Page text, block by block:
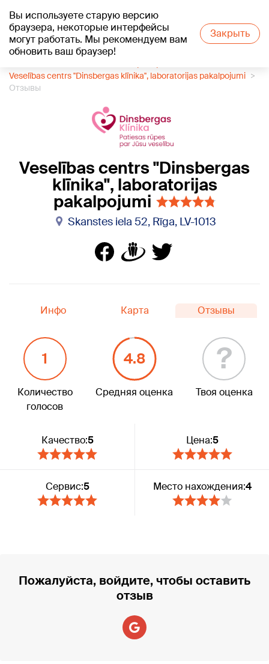
Вы используете старую версию
браузера, некоторые интерфейсы
могут работать. Мы рекомендуем вам
обновить ваш браузер!
Закрыть
+15°C
Veselības centrs ''Dinsbergas klīnika'', laboratorijas pakalpojumi
Отзывы
Veselības centrs ''Dinsbergas
klīnika'', laboratorijas
pakalpojumi
Skanstes iela 52, Rīga, LV-1013
Инфо Карта Отзывы
1
Количество
голосов
4.8
Средняя оценка
?
Твоя оценка
Качество:5 Цена:5
Сервис:5 Место нахождения:4
Пожалуйста, войдите, чтобы оставить
отзыв